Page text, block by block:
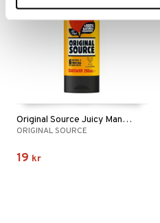
Original Source Juicy Mango Shower
ORIGINAL SOURCE
19 kr